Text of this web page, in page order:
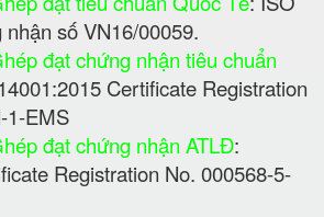
số VN16/00059.
đạt chứng nhận tiêu chuẩn
Certificate Registration
1-EMS
đạt chứng nhận ATLĐ:
Registration No. 000568-5-